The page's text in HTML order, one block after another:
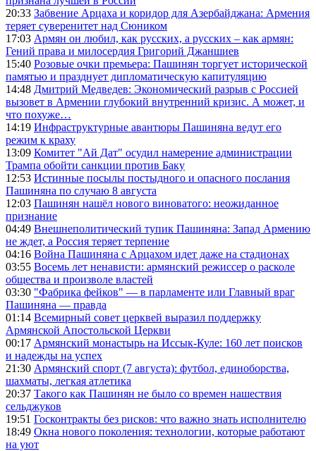
20:33 Забвение Арцаха и коридор для Азербайджана: Армения
теряет суверенитет над Сюником
17:03 Армян он любил, как русских, а русских – как армян:
Гений права и милосердия Григорий Джаншиев
15:40 Розовые очки премьера: Пашинян торгует исторической
памятью и празднует дипломатическую капитуляцию
14:48 Дмитрий Медведев: Экономический разрыв с Россией
вызовет в Армении глубокий внутренний кризис. А может, и
что похуже…
14:19 Инфраструктурные авантюры Пашиняна ведут его
режим к краху
13:09 Комитет "Ай Дат" осудил намерение администрации
Трампа обойти санкции против Баку
12:53 Истинные посылы постыдного и опасного послания
Пашиняна по случаю 8 августа
12:03 Пашинян нашёл нового виноватого: неожиданное
признание
04:49 Внешнеполитический тупик Пашиняна: Запад Армению
не ждет, а Россия теряет терпение
04:16 Война Пашиняна с Арцахом идет даже на стадионах
03:55 Восемь лет ненависти: армянский режиссер о расколе
общества и произволе властей
03:30 "Фабрика фейков" — в парламенте или Главный враг
Пашиняна — правда
01:14 Всемирный совет церквей выразил поддержку
Армянской Апостольской Церкви
00:17 Армянский монастырь на Иссык-Куле: 160 лет поисков
и надежды на успех
21:30 Армянский спорт (7 августа): футбол, единоборства,
шахматы, легкая атлетика
20:37 Такого как Пашинян не было со времен нашествия
сельджуков
19:51 Госконтракты без рисков: что важно знать исполнителю
18:49 Окна нового поколения: технологии, которые работают
на уют